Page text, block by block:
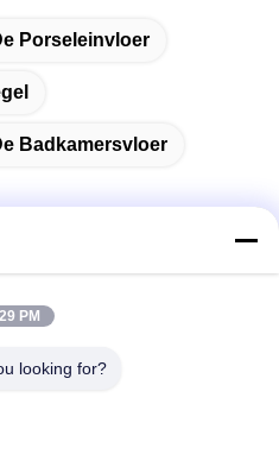
Porseleinvloer
Badkamersvloer
4 Block, Hua Yi International
PM
looking for?